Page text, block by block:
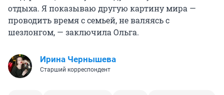
отдыха. Я показываю другую картину мира —
проводить время с семьей, не валяясь с
шезлонгом, — заключила Ольга.
Ирина Чернышева
Старший корреспондент